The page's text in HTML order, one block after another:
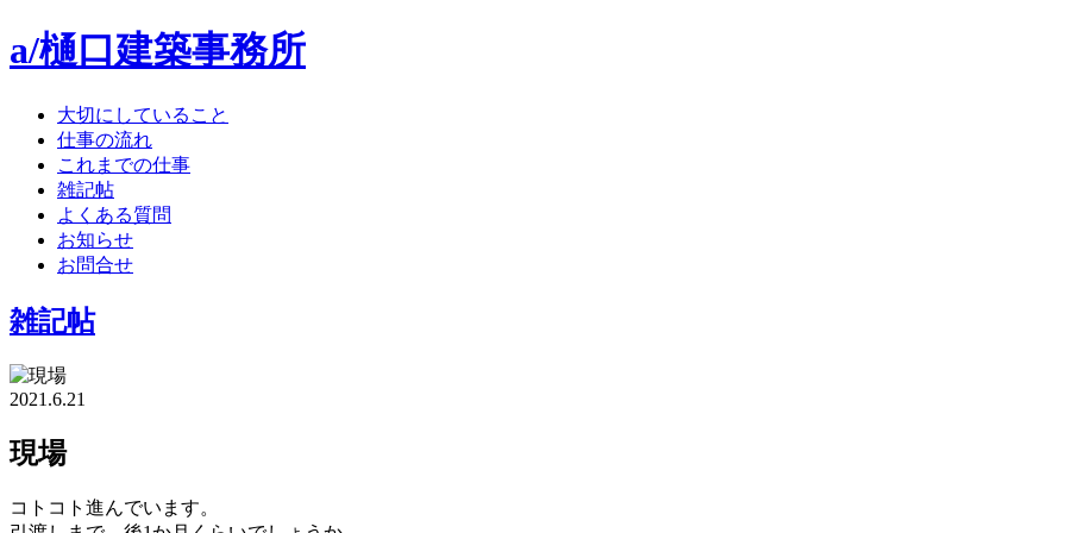
a/樋口建築事務所
大切にしていること
仕事の流れ
これまでの仕事
雑記帖
よくある質問
お知らせ
お問合せ
雑記帖
2021.6.21
現場
コトコト進んでいます。